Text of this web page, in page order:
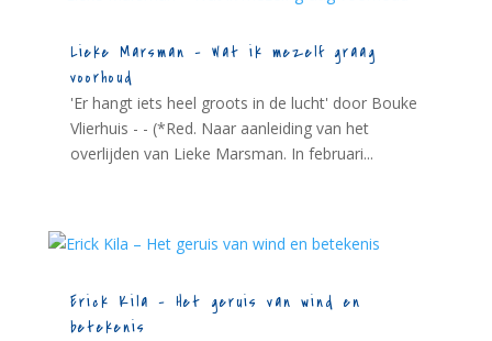
Lieke Marsman – Wat ik mezelf graag
voorhoud
'Er hangt iets heel groots in de lucht' door Bouke
Vlierhuis - - (*Red. Naar aanleiding van het
overlijden van Lieke Marsman. In februari...
Erick Kila – Het geruis van wind en
betekenis